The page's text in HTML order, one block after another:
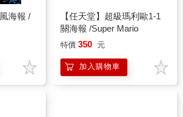
海報 /
【任天堂】超級瑪利歐1-1
關海報 /Super Mario
特價 350 元
加入購物車